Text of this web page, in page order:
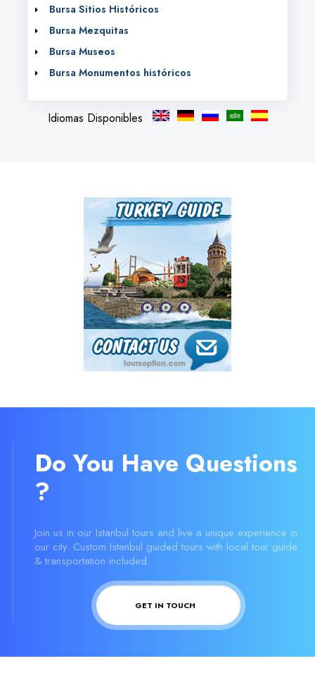
Bursa Sitios Históricos
Bursa Mezquitas
Bursa Museos
Bursa Monumentos históricos
Idiomas Disponibles
Do You Have Questions
?
Join us in our Istanbul tours and live a unique experience in
our city. Custom Istanbul guided tours with local tour guide
& transportation included.
GET IN TOUCH